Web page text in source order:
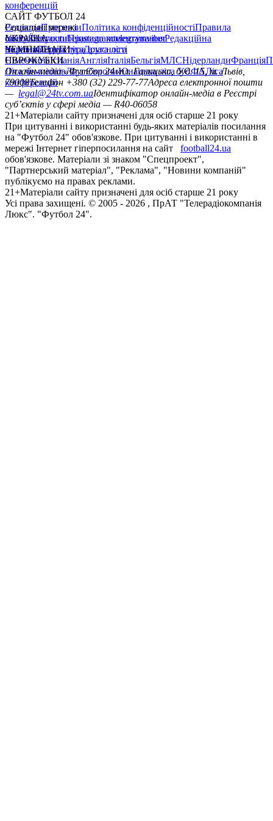
конференцій
САЙТ ФУТБОЛ 24
РедакціяПрогнозиПолітика конфіденційностіПравила
сайтуКонтактиПравила коментуванняРедакційна
політикаСтруктура власності
Соціальні мережі
facebookxyoutubeinstagramtelegramviber
УКРАЇНА
УкраїнаПерша лігаДруга ліга
ЧЕМПІОНАТИ
НімеччинаІспаніяАнгліяІталіяБельгіяМЛСНідерландиФранція
ЄВРОКУБКИ
Ліга чемпіонівЛіга ЄвропиЮнацька ліга УЄФАЛіга
конференцій
Онлайн-медіа «Футбол 24»пл. Галицька, буд. 15, м. Львів,
79008Телефон +380 (32) 229-77-77Адреса електронної пошти
— legal@24tv.com.uaІдентифікатор онлайн-медіа в Реєстрі
суб’єктів у сфері медіа — R40-06058
21+Матеріали сайту призначені для осіб старше 21 року
При цитуванні і використанні будь-яких матеріалів посилання
на "Футбол 24" обов'язкове. При цитуванні і використанні в
мережі Інтернет гіперпосилання на сайт
football24.ua
обов'язкове. Матеріали зі знаком "Спецпроект",
"Партнерський матеріал", "Реклама", "Новини компаній"
публікуємо на правах реклами.
21+Матеріали сайту призначені для осіб старше 21 року
Усi права захищенi. © 2005 - 2026 , ПрАТ "Телерадіокомпанія
Люкс". "Футбол 24".